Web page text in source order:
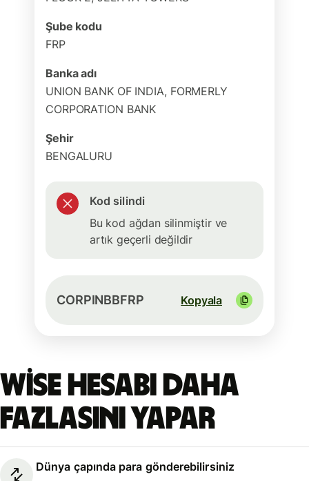
Şube kodu
FRP
Banka adı
UNION BANK OF INDIA, FORMERLY
CORPORATION BANK
Şehir
BENGALURU
Kod silindi
Bu kod ağdan silinmiştir ve
artık geçerli değildir
CORPINBBFRP Kopyala
Wise hesabı daha
fazlasını yapar
Dünya çapında para gönderebilirsiniz